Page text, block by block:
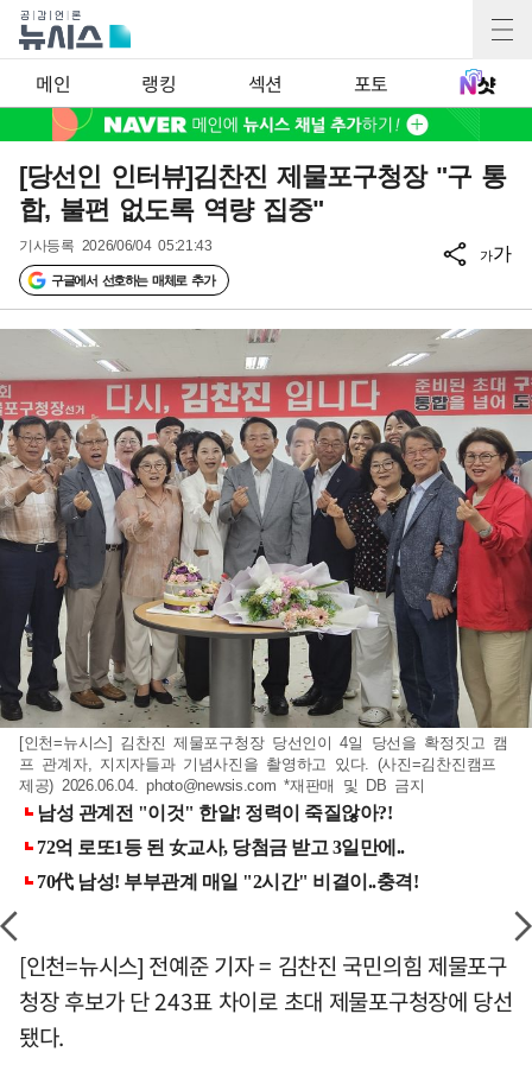
메인 랭킹 섹션 포토
[당선인 인터뷰]김찬진 제물포구청장 "구 통
합, 불편 없도록 역량 집중"
기사등록 2026/06/04 05:21:43
구글에서 선호하는 매체로 추가
가가
[인천=뉴시스] 김찬진 제물포구청장 당선인이 4일 당선을 확정짓고 캠
프 관계자, 지지자들과 기념사진을 촬영하고 있다. (사진=김찬진캠프
제공) 2026.06.04.photo@newsis.com *재판매 및 DB 금지
[인천=뉴시스] 전예준 기자 = 김찬진 국민의힘 제물포구
청장 후보가 단 243표 차이로 초대 제물포구청장에 당선
됐다.